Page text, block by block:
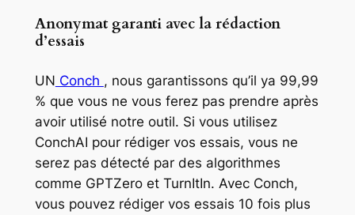
Anonymat garanti avec la rédaction
d’essais
UN Conch , nous garantissons qu’il ya 99,99
% que vous ne vous ferez pas prendre après
avoir utilisé notre outil. Si vous utilisez
ConchAI pour rédiger vos essais, vous ne
serez pas détecté par des algorithmes
comme GPTZero et TurnItIn. Avec Conch,
vous pouvez rédiger vos essais 10 fois plus